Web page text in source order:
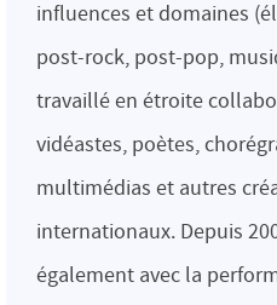
influences et domaines
post-rock, post-pop,
travaillé en étroite
vidéastes, poètes,
multimédias et autres
internationaux. Depuis
également avec la